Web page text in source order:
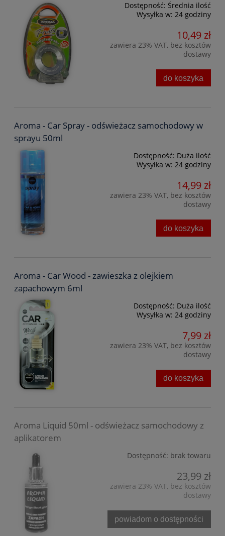
Dostępność: Średnia ilość
Wysyłka w: 24 godziny
10,49 zł
zawiera 23% VAT, bez kosztów
dostawy
do koszyka
Aroma - Car Spray - odświeżacz samochodowy w
sprayu 50ml
Dostępność: Duża ilość
Wysyłka w: 24 godziny
14,99 zł
zawiera 23% VAT, bez kosztów
dostawy
do koszyka
Aroma - Car Wood - zawieszka z olejkiem
zapachowym 6ml
Dostępność: Duża ilość
Wysyłka w: 24 godziny
7,99 zł
zawiera 23% VAT, bez kosztów
dostawy
do koszyka
Aroma Liquid 50ml - odświeżacz samochodowy z
aplikatorem
Dostępność: brak towaru
23,99 zł
zawiera 23% VAT, bez kosztów
dostawy
powiadom o dostępności